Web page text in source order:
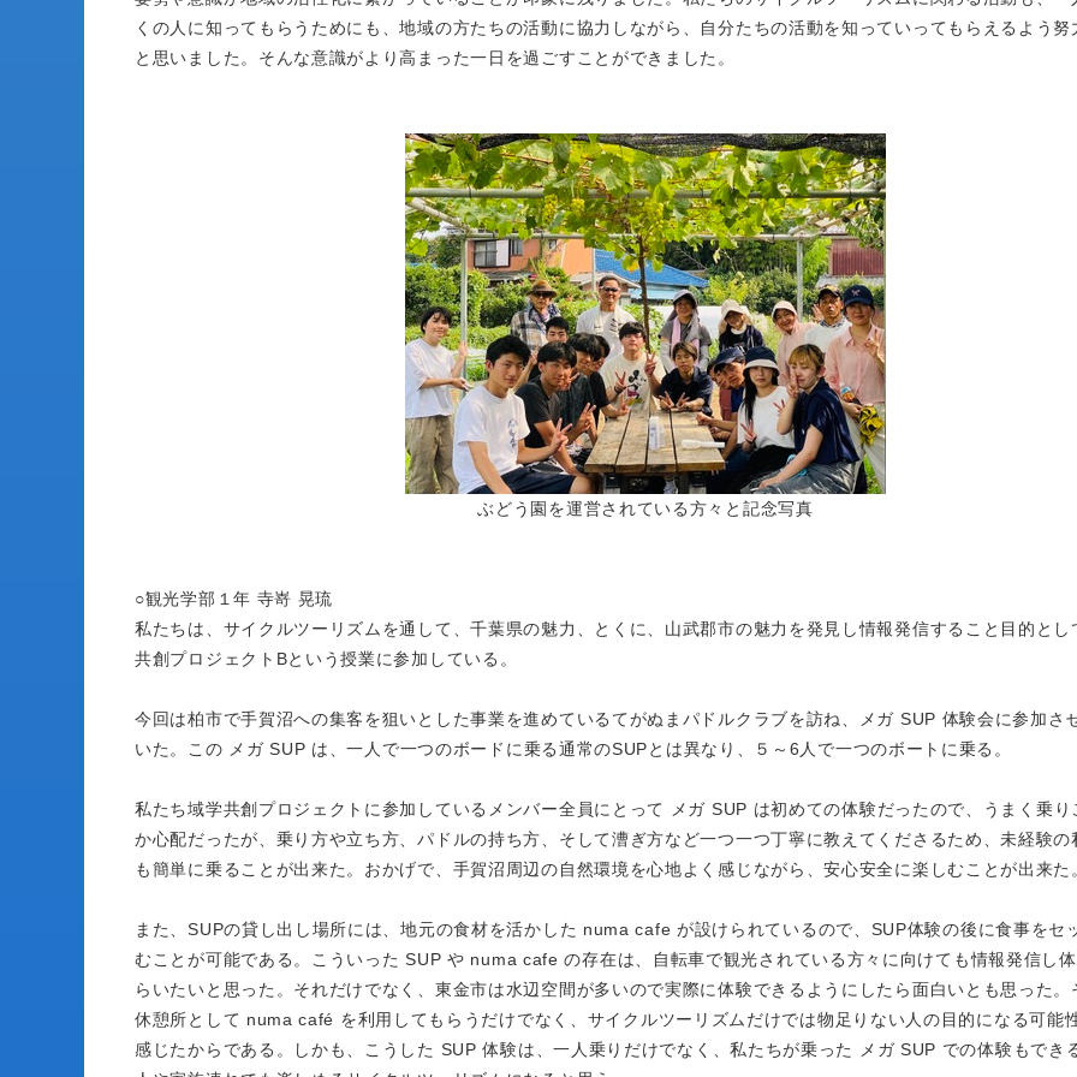
くの人に知ってもらうためにも、地域の方たちの活動に協力しながら、自分たちの活動を知っていってもらえるよう努
と思いました。そんな意識がより高まった一日を過ごすことができました。
ぶどう園を運営されている方々と記念写真
○観光学部１年 寺嵜 晃琉
私たちは、サイクルツーリズムを通して、千葉県の魅力、とくに、山武郡市の魅力を発見し情報発信すること目的とし
共創プロジェクトBという授業に参加している。
今回は柏市で手賀沼への集客を狙いとした事業を進めているてがぬまパドルクラブを訪ね、メガ SUP 体験会に参加さ
いた。この メガ SUP は、一人で一つのボードに乗る通常のSUPとは異なり、５～6人で一つのボートに乗る。
私たち域学共創プロジェクトに参加しているメンバー全員にとって メガ SUP は初めての体験だったので、うまく乗り
か心配だったが、乗り方や立ち方、パドルの持ち方、そして漕ぎ方など一つ一つ丁寧に教えてくださるため、未経験の
も簡単に乗ることが出来た。おかげで、手賀沼周辺の自然環境を心地よく感じながら、安心安全に楽しむことが出来た
また、SUPの貸し出し場所には、地元の食材を活かした numa cafe が設けられているので、SUP体験の後に食事をセ
むことが可能である。こういった SUP や numa cafe の存在は、自転車で観光されている方々に向けても情報発信し
らいたいと思った。それだけでなく、東金市は水辺空間が多いので実際に体験できるようにしたら面白いとも思った。
休憩所として numa café を利用してもらうだけでなく、サイクルツーリズムだけでは物足りない人の目的になる可能
感じたからである。しかも、こうした SUP 体験は、一人乗りだけでなく、私たちが乗った メガ SUP での体験もでき